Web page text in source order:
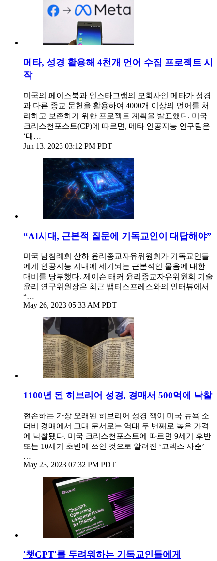
메타, 성경 활용해 4천개 언어 수집 프로젝트 시
작
미국의 페이스북과 인스타그램의 모회사인 메타가 성경
과 다른 종교 문헌을 활용하여 4000개 이상의 언어를 처
리하고 보존하기 위한 프로젝트 계획을 발표했다. 미국
크리스천포스트(CP)에 따르면, 메타 인공지능 연구팀은
‘대…
Jun 13, 2023 03:12 PM PDT
“AI시대, 근본적 질문에 기독교인이 대답해야”
미국 남침례회 산하 윤리종교자유위원회가 기독교인들
에게 인공지능 시대에 제기되는 근본적인 물음에 대한
대비를 당부했다. 제이슨 태커 윤리종교자유위원회 기술
윤리 연구위원장은 최근 뱁티스프레스와의 인터뷰에서
“…
May 26, 2023 05:33 AM PDT
1100년 된 히브리어 성경, 경매서 500억에 낙찰
현존하는 가장 오래된 히브리어 성경 책이 미국 뉴욕 소
더비 경매에서 고대 문서로는 역대 두 번째로 높은 가격
에 낙찰됐다. 미국 크리스천포스트에 따르면 9세기 후반
또는 10세기 초반에 쓰인 것으로 알려진 ‘코덱스 사순’
…
May 23, 2023 07:32 PM PDT
'챗GPT'를 두려워하는 기독교인들에게